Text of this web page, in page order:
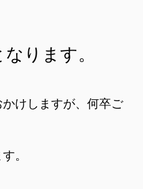
なります。
けしますが、何卒ご
。